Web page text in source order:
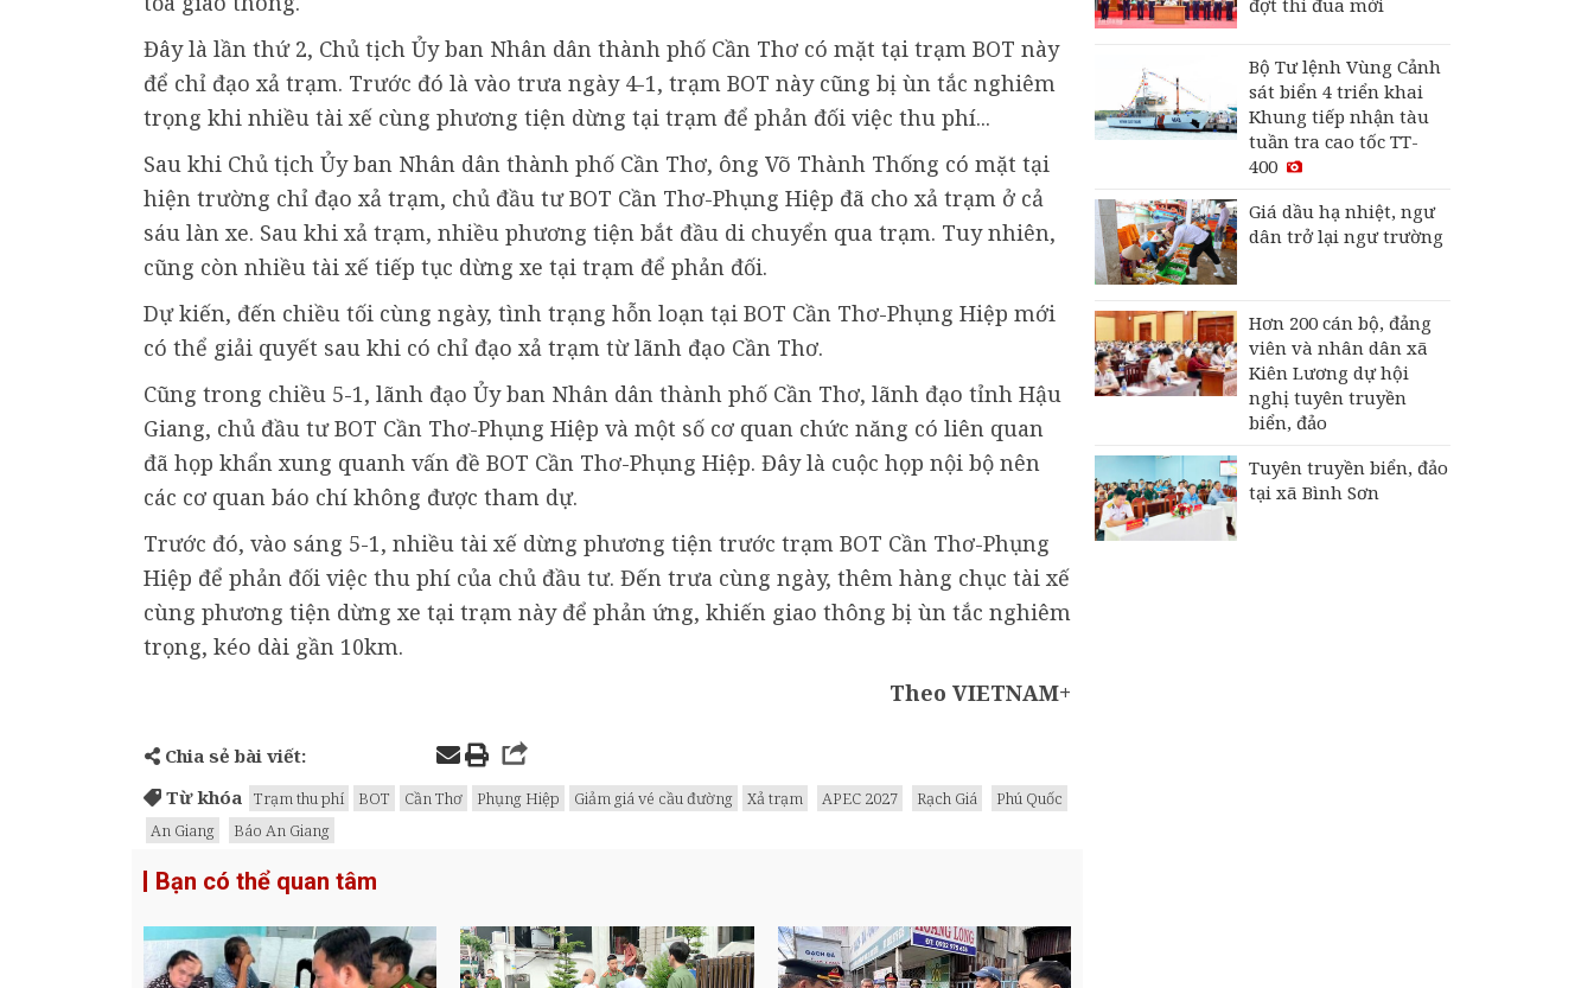
Đây là lần thứ 2, Chủ tịch Ủy ban Nhân dân thành phố Cần Thơ có mặt tại trạm BOT này
để chỉ đạo xả trạm. Trước đó là vào trưa ngày 4-1, trạm BOT này cũng bị ùn tắc nghiêm
trọng khi nhiều tài xế cùng phương tiện dừng tại trạm để phản đối việc thu phí...
Sau khi Chủ tịch Ủy ban Nhân dân thành phố Cần Thơ, ông Võ Thành Thống có mặt tại
hiện trường chỉ đạo xả trạm, chủ đầu tư BOT Cần Thơ-Phụng Hiệp đã cho xả trạm ở cả
sáu làn xe. Sau khi xả trạm, nhiều phương tiện bắt đầu di chuyển qua trạm. Tuy nhiên,
cũng còn nhiều tài xế tiếp tục dừng xe tại trạm để phản đối.
Dự kiến, đến chiều tối cùng ngày, tình trạng hỗn loạn tại BOT Cần Thơ-Phụng Hiệp mới
có thể giải quyết sau khi có chỉ đạo xả trạm từ lãnh đạo Cần Thơ.
Cũng trong chiều 5-1, lãnh đạo Ủy ban Nhân dân thành phố Cần Thơ, lãnh đạo tỉnh Hậu
Giang, chủ đầu tư BOT Cần Thơ-Phụng Hiệp và một số cơ quan chức năng có liên quan
đã họp khẩn xung quanh vấn đề BOT Cần Thơ-Phụng Hiệp. Đây là cuộc họp nội bộ nên
các cơ quan báo chí không được tham dự.
Trước đó, vào sáng 5-1, nhiều tài xế dừng phương tiện trước trạm BOT Cần Thơ-Phụng
Hiệp để phản đối việc thu phí của chủ đầu tư. Đến trưa cùng ngày, thêm hàng chục tài xế
cùng phương tiện dừng xe tại trạm này để phản ứng, khiến giao thông bị ùn tắc nghiêm
trọng, kéo dài gần 10km.
Theo VIETNAM+
Chia sẻ bài viết:
Từ khóa
Trạm thu phí BOT Cần Thơ Phụng Hiệp Giảm giá vé cầu đường Xả trạm APEC 2027 Rạch Giá
Phú Quốc
An Giang
Báo An Giang
Bạn có thể quan tâm
đợt thi đua mới
Bộ Tư lệnh Vùng Cảnh
sát biển 4 triển khai
Khung tiếp nhận tàu
tuần tra cao tốc TT-
400
Giá dầu hạ nhiệt, ngư
dân trở lại ngư trường
Hơn 200 cán bộ, đảng
viên và nhân dân xã
Kiên Lương dự hội
nghị tuyên truyền
biển, đảo
Tuyên truyền biển, đảo
tại xã Bình Sơn